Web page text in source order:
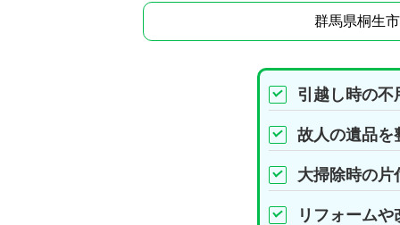
群馬県桐生
引越し時の不
故人の遺品を
大掃除時の片
リフォーム